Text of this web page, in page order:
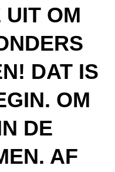
OM
DAT IS
OM
DE
AF